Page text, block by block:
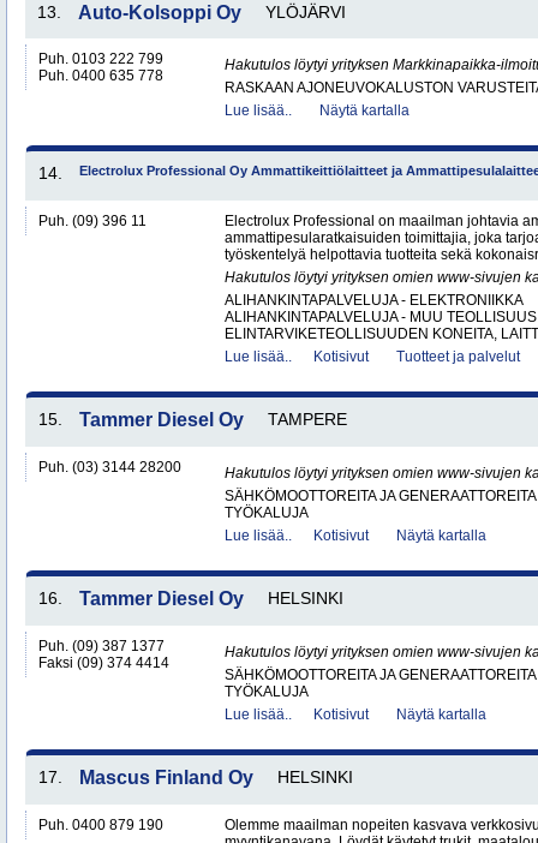
13. Auto-Kolsoppi Oy YLÖJÄRVI
Puh. 0103 222 799
Puh. 0400 635 778
Hakutulos löytyi yrityksen Markkinapaikka-
RASKAAN AJONEUVOKALUSTON
Lue lisää..
Näytä kartalla
14. Electrolux Professional Oy Ammattikeittiölaitteet ja
Puh. (09) 396 11
Electrolux Professional on maailman johtavia
ammattipesularatkaisuiden toimittajia, joka
työskentelyä helpottavia tuotteita sekä
Hakutulos löytyi yrityksen omien www-sivujen
ALIHANKINTAPALVELUJA - ELEKTRONIIKKA
ALIHANKINTAPALVELUJA - MUU TEOLLISUUS
ELINTARVIKETEOLLISUUDEN KONEITA,
Lue lisää..
Kotisivut Tuotteet ja palvelut
15. Tammer Diesel Oy TAMPERE
Puh. (03) 3144 28200
Hakutulos löytyi yrityksen omien www-sivujen
SÄHKÖMOOTTOREITA JA GENERAATTOREITA
TYÖKALUJA
Lue lisää..
Kotisivut Näytä kartalla
16. Tammer Diesel Oy HELSINKI
Puh. (09) 387 1377
Faksi (09) 374 4414
Hakutulos löytyi yrityksen omien www-sivujen
SÄHKÖMOOTTOREITA JA GENERAATTOREITA
TYÖKALUJA
Lue lisää..
Kotisivut Näytä kartalla
17. Mascus Finland Oy HELSINKI
Puh. 0400 879 190
Olemme maailman nopeiten kasvava